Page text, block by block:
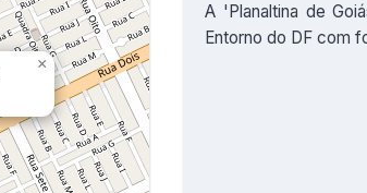
×
A 'Planaltina de
Entorno do DF com